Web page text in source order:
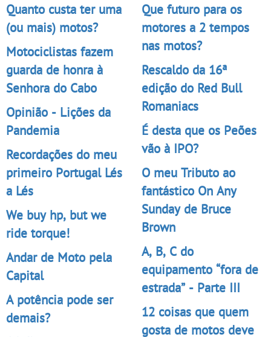
Quanto custa ter uma
(ou mais) motos?
Motociclistas fazem
guarda de honra à
Senhora do Cabo
Opinião - Lições da
Pandemia
Recordações do meu
primeiro Portugal Lés
a Lés
We buy hp, but we
ride torque!
Andar de Moto pela
Capital
A potência pode ser
demais?
Que futuro para os
motores a 2 tempos
nas motos?
Rescaldo da 16ª
edição do Red Bull
Romaniacs
É desta que os Peões
vão à IPO?
O meu Tributo ao
fantástico On Any
Sunday de Bruce
Brown
A, B, C do
equipamento “fora de
estrada” - Parte III
12 coisas que quem
gosta de motos deve